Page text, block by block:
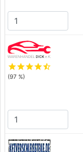
starstarstarstarstar_half
(97 %)